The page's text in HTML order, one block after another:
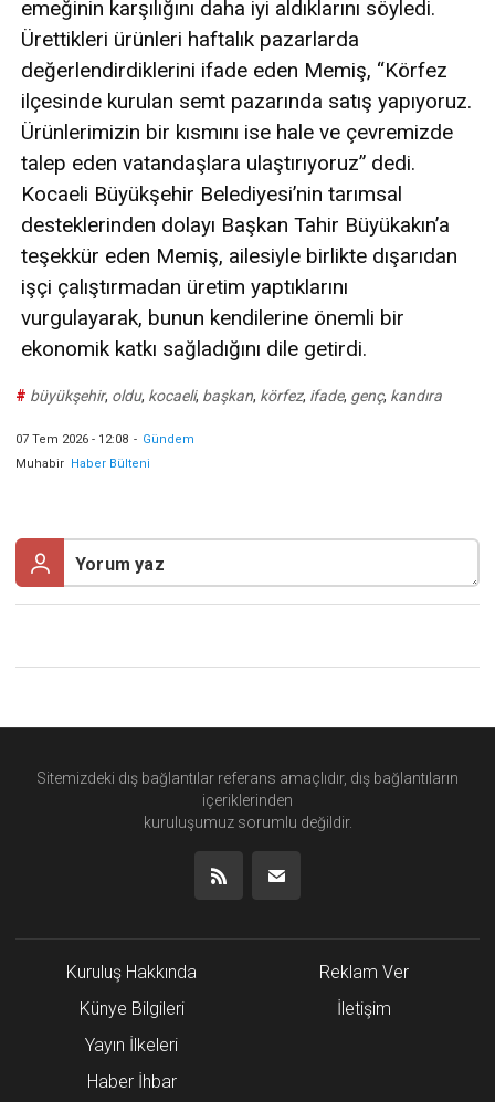
emeğinin karşılığını daha iyi aldıklarını söyledi.
Ürettikleri ürünleri haftalık pazarlarda
değerlendirdiklerini ifade eden Memiş, “Körfez
ilçesinde kurulan semt pazarında satış yapıyoruz.
Ürünlerimizin bir kısmını ise hale ve çevremizde
talep eden vatandaşlara ulaştırıyoruz” dedi.
Kocaeli Büyükşehir Belediyesi’nin tarımsal
desteklerinden dolayı Başkan Tahir Büyükakın’a
teşekkür eden Memiş, ailesiyle birlikte dışarıdan
işçi çalıştırmadan üretim yaptıklarını
vurgulayarak, bunun kendilerine önemli bir
ekonomik katkı sağladığını dile getirdi.
# büyükşehir, oldu, kocaeli, başkan, körfez, ifade, genç, kandıra
07 Tem 2026 - 12:08 - Gündem
Muhabir
Haber Bülteni
Sitemizdeki dış bağlantılar referans amaçlıdır, dış bağlantıların
içeriklerinden
kuruluşumuz sorumlu değildir.
Kuruluş Hakkında
Künye Bilgileri
Yayın İlkeleri
Haber İhbar
Reklam Ver
İletişim